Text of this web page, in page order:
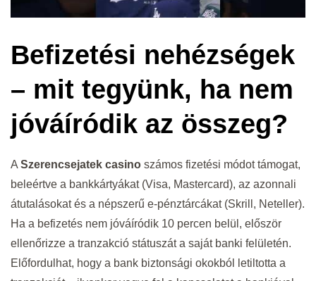
Befizetési nehézségek
– mit tegyünk, ha nem
jóváíródik az összeg?
A Szerencsejatek casino számos fizetési módot támogat,
beleértve a bankkártyákat (Visa, Mastercard), az azonnali
átutalásokat és a népszerű e-pénztárcákat (Skrill, Neteller).
Ha a befizetés nem jóváíródik 10 percen belül, először
ellenőrizze a tranzakció státuszát a saját banki felületén.
Előfordulhat, hogy a bank biztonsági okokból letiltotta a